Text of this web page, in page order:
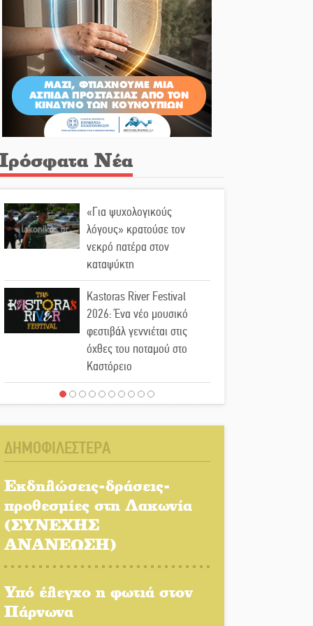
Νέα
«Για ψυχολογικούς
λόγους» κρατούσε τον
νεκρό πατέρα στον
καταψύκτη
Kastoras River Festival
2026: Ένα νέο μουσικό
φεστιβάλ γεννιέται στις
όχθες του ποταμού στο
Καστόρειο
Τα ζάρια παίρνουν «φωτιά»
Αυθεντικό γλέντι με «Γιορτή
Βραστού» στη Σοχά
Το τελεφερίκ της
Μονεμβασιάς στο τραπέζι
Πολιτισμός και παράδοση
ΔΗΜΟΦΙΛΕΣΤΕΡΑ
Εκδηλώσεις-δράσεις-
προθεσμίες στη Λακωνία
(ΣΥΝΕΧΗΣ
ΑΝΑΝΕΩΣΗ)
Υπό έλεγχο η φωτιά στον
Πάρνωνα